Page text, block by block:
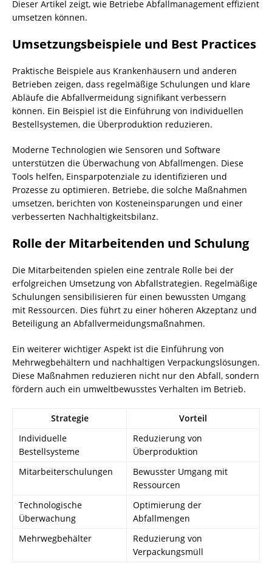
Dieser Artikel zeigt, wie Betriebe Abfallmanagement effizient
umsetzen können.
Umsetzungsbeispiele und Best Practices
Praktische Beispiele aus Krankenhäusern und anderen
Betrieben zeigen, dass regelmäßige Schulungen und klare
Abläufe die Abfallvermeidung signifikant verbessern
können. Ein Beispiel ist die Einführung von individuellen
Bestellsystemen, die Überproduktion reduzieren.
Moderne Technologien wie Sensoren und Software
unterstützen die Überwachung von Abfallmengen. Diese
Tools helfen, Einsparpotenziale zu identifizieren und
Prozesse zu optimieren. Betriebe, die solche Maßnahmen
umsetzen, berichten von Kosteneinsparungen und einer
verbesserten Nachhaltigkeitsbilanz.
Rolle der Mitarbeitenden und Schulung
Die Mitarbeitenden spielen eine zentrale Rolle bei der
erfolgreichen Umsetzung von Abfallstrategien. Regelmäßige
Schulungen sensibilisieren für einen bewussten Umgang
mit Ressourcen. Dies führt zu einer höheren Akzeptanz und
Beteiligung an Abfallvermeidungsmaßnahmen.
Ein weiterer wichtiger Aspekt ist die Einführung von
Mehrwegbehältern und nachhaltigen Verpackungslösungen.
Diese Maßnahmen reduzieren nicht nur den Abfall, sondern
fördern auch ein umweltbewusstes Verhalten im Betrieb.
Strategie
Vorteil
Individuelle
Bestellsysteme
Reduzierung von
Überproduktion
Mitarbeiterschulungen
Bewusster Umgang mit
Ressourcen
Technologische
Überwachung
Optimierung der
Abfallmengen
Mehrwegbehälter
Reduzierung von
Verpackungsmüll